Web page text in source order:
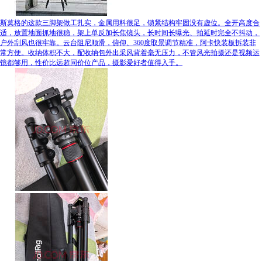
斯莫格的这款三脚架做工扎实，金属用料很足，锁紧结构牢固没有虚位。全开高度合
适，放置地面抓地很稳，架上单反加长焦镜头，长时间长曝光、拍延时完全不抖动，
户外刮风也很牢靠。云台阻尼顺滑，俯仰、360度取景调节精准，阿卡快装板拆装非
常方便。收纳体积不大，配收纳包外出采风背着毫无压力，不管风光拍摄还是视频运
镜都够用，性价比远超同价位产品，摄影爱好者值得入手。